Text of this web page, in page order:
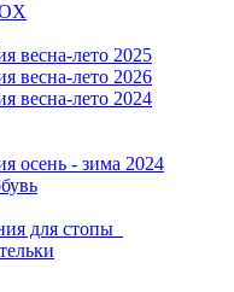
весна-лето 2025
весна-лето 2026
весна-лето 2024
осень - зима 2024
для стопы